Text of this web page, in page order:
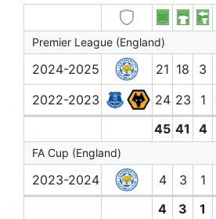
Premier League (England)
2024-2025 21 18 3
2022-2023
24 23 1
45 41 4
FA Cup (England)
2023-2024 4 3 1
4
3 1